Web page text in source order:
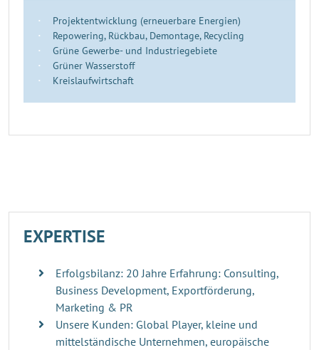
Projektentwicklung (erneuerbare Energien)
Repowering, Rückbau, Demontage, Recycling
Grüne Gewerbe- und Industriegebiete
Grüner Wasserstoff
Kreislaufwirtschaft
EXPERTISE
Erfolgsbilanz: 20 Jahre Erfahrung: Consulting,
Business Development, Exportförderung,
Marketing & PR
Unsere Kunden: Global Player, kleine und
mittelständische Unternehmen, europäische